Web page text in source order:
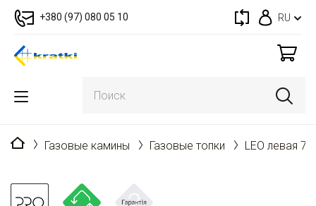
+380 (97) 080 05 10 RU
Главная
Газовые камины Газовые топки LEO левая